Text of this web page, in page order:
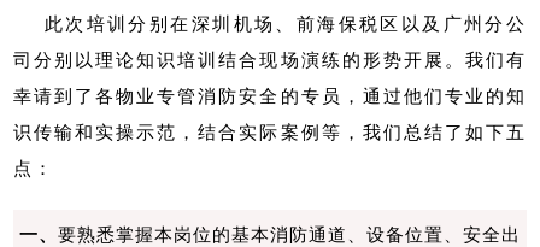
此次培训分别在深圳机场、前海保税区以及广州分公
司分别以理论知识培训结合现场演练的形势开展。我们有
幸请到了各物业专管消防安全的专员，通过他们专业的知
识传输和实操示范，结合实际案例等，我们总结了如下五
点：
一、要熟悉掌握本岗位的基本消防通道、设备位置、安全出